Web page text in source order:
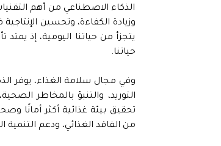
الذكاء الاصطناعي من أهم
وزيادة الكفاءة، وتحسين
يتجزأ من حياتنا اليومية، إذ
حياتنا.
وفي مجال سلامة الغذاء، يوفر
التوريد، والتنبؤ بالمخاطر
تحقيق بيئة غذائية أكثر أمانًا
من الفاقد الغذائي، ودعم التنمية